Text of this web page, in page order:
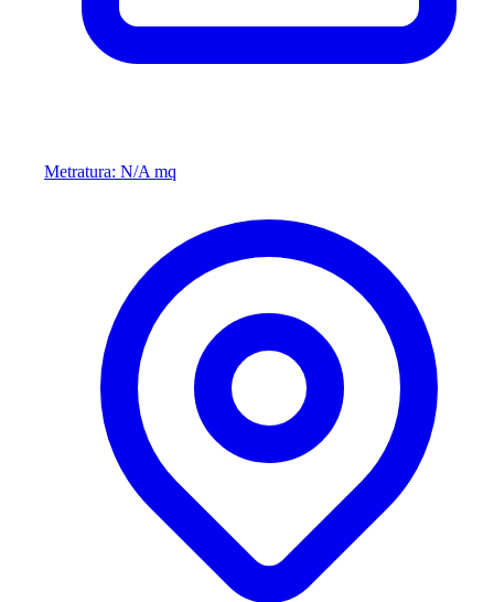
Metratura: N/A mq